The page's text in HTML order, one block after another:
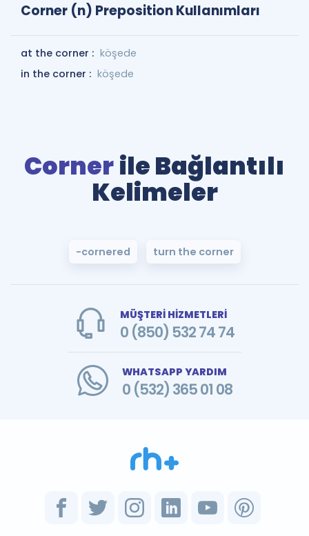
Corner (n) Preposition Kullanımları
at the corner : köşede
in the corner : köşede
Cornerile Bağlantılı
Kelimeler
-cornered turn the corner
MÜŞTERİ HİZMETLERİ
0 (850) 532 74 74
WHATSAPP YARDIM
0 (532) 365 01 08